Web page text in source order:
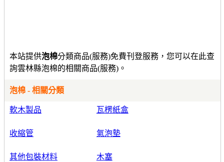
本站提供泡棉分類商品(服務)免費刊登服務，您可以在此查
詢雲林縣泡棉的相關商品(服務)。
泡棉 - 相關分類
軟木製品 瓦楞紙盒
收縮管 氣泡墊
其他包裝材料 木塞